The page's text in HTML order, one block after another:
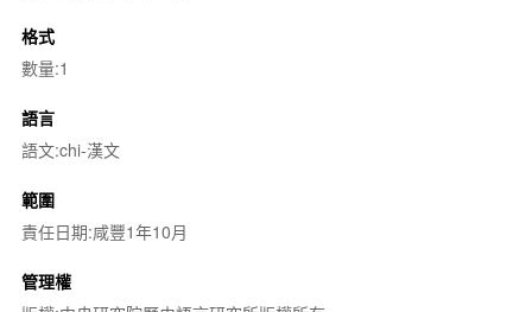
格式
數量:1
語言
語文:chi-漢文
範圍
責任日期:咸豐1年10月
管理權